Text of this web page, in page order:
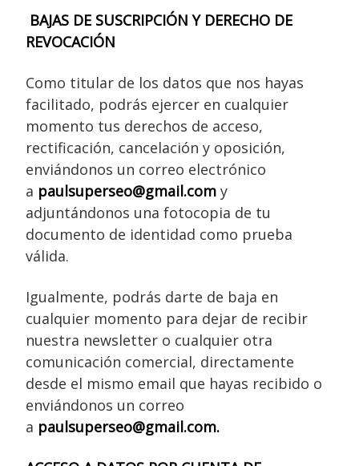
BAJAS DE SUSCRIPCIÓN Y DERECHO DE
REVOCACIÓN
Como titular de los datos que nos hayas
facilitado, podrás ejercer en cualquier
momento tus derechos de acceso,
rectificación, cancelación y oposición,
enviándonos un correo electrónico
a paulsuperseo@gmail.com y
adjuntándonos una fotocopia de tu
documento de identidad como prueba
válida.
Igualmente, podrás darte de baja en
cualquier momento para dejar de recibir
nuestra newsletter o cualquier otra
comunicación comercial, directamente
desde el mismo email que hayas recibido o
enviándonos un correo
a paulsuperseo@gmail.com.